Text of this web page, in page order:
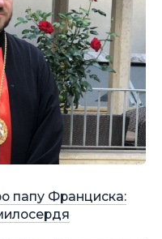
папу Франциска: